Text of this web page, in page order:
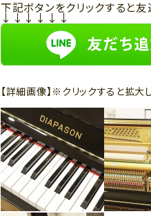
下記ボタンをクリックすると友
↓↓↓↓↓↓
【詳細画像】※クリックすると拡大し